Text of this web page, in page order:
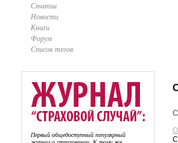
Статьи
Новости
Книги
Форум
Список тегов
Первый общедоступный популярный